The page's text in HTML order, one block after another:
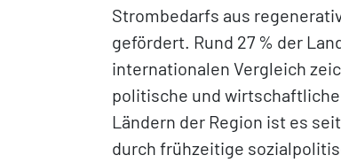
Strombedarfs aus
gefördert. Rund 27 % der
internationalen Vergleich
politische und
Ländern der Region ist es
durch frühzeitige